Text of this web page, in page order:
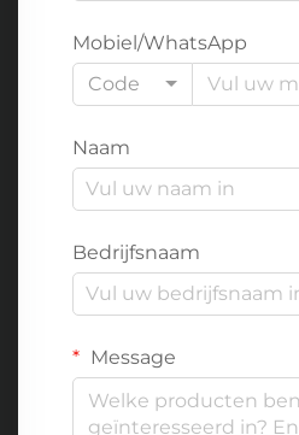
Mobiel/WhatsApp
Code
Naam
Bedrijfsnaam
Message